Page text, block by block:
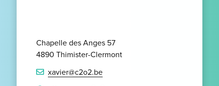
Chapelle des Anges 57
4890 Thimister-Clermont
xavier@c2o2.be